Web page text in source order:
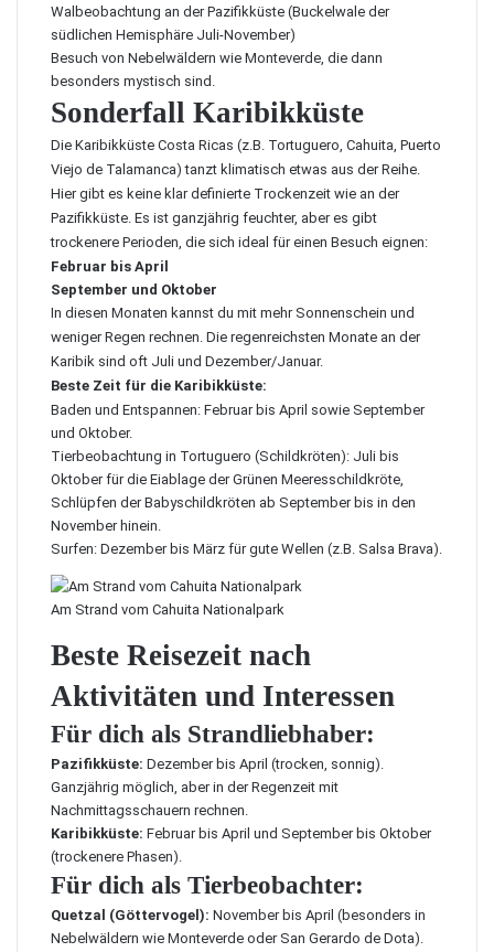
Walbeobachtung an der Pazifikküste (Buckelwale der
südlichen Hemisphäre Juli-November)
Besuch von Nebelwäldern wie Monteverde, die dann
besonders mystisch sind.
Sonderfall Karibikküste
Die Karibikküste Costa Ricas (z.B. Tortuguero, Cahuita, Puerto
Viejo de Talamanca) tanzt klimatisch etwas aus der Reihe.
Hier gibt es keine klar definierte Trockenzeit wie an der
Pazifikküste. Es ist ganzjährig feuchter, aber es gibt
trockenere Perioden, die sich ideal für einen Besuch eignen:
Februar bis April
September und Oktober
In diesen Monaten kannst du mit mehr Sonnenschein und
weniger Regen rechnen. Die regenreichsten Monate an der
Karibik sind oft Juli und Dezember/Januar.
Beste Zeit für die Karibikküste:
Baden und Entspannen: Februar bis April sowie September
und Oktober.
Tierbeobachtung in Tortuguero (Schildkröten): Juli bis
Oktober für die Eiablage der Grünen Meeresschildkröte,
Schlüpfen der Babyschildkröten ab September bis in den
November hinein.
Surfen: Dezember bis März für gute Wellen (z.B. Salsa Brava).
Am Strand vom Cahuita Nationalpark
Beste Reisezeit nach
Aktivitäten und Interessen
Für dich als Strandliebhaber:
Pazifikküste: Dezember bis April (trocken, sonnig).
Ganzjährig möglich, aber in der Regenzeit mit
Nachmittagsschauern rechnen.
Karibikküste: Februar bis April und September bis Oktober
(trockenere Phasen).
Für dich als Tierbeobachter:
Quetzal (Göttervogel): November bis April (besonders in
Nebelwäldern wie Monteverde oder San Gerardo de Dota).